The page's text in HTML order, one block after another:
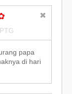
papa
di hari